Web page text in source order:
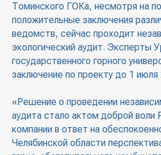
Томинского ГОКа, несмотря на
положительные заключения
ведомств, сейчас проходит
экологический аудит. Эксперты
государственного горного
заключение по проекту до 1 июля
«Решение о проведении
аудита стало актом доброй воли
компании в ответ на
Челябинской области